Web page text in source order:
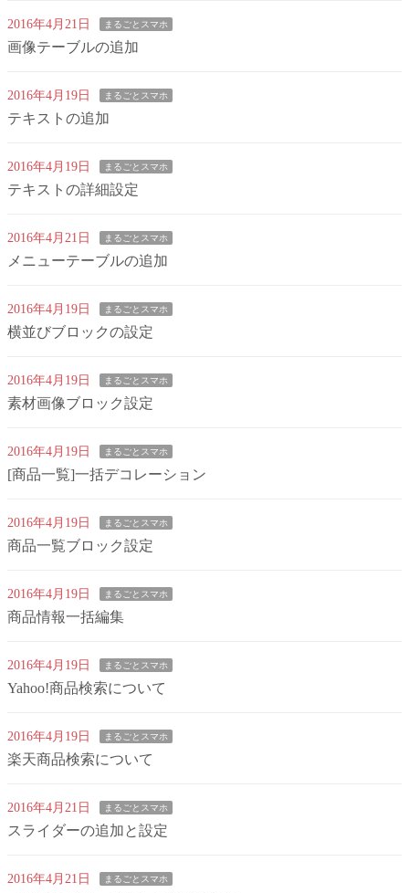
2016年4月21日 まるごとスマホ
画像テーブルの追加
2016年4月19日 まるごとスマホ
テキストの追加
2016年4月19日 まるごとスマホ
テキストの詳細設定
2016年4月21日 まるごとスマホ
メニューテーブルの追加
2016年4月19日 まるごとスマホ
横並びブロックの設定
2016年4月19日 まるごとスマホ
素材画像ブロック設定
2016年4月19日 まるごとスマホ
[商品一覧]一括デコレーション
2016年4月19日 まるごとスマホ
商品一覧ブロック設定
2016年4月19日 まるごとスマホ
商品情報一括編集
2016年4月19日 まるごとスマホ
Yahoo!商品検索について
2016年4月19日 まるごとスマホ
楽天商品検索について
2016年4月21日 まるごとスマホ
スライダーの追加と設定
2016年4月21日 まるごとスマホ